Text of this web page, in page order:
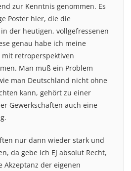
zur Kenntnis genommen. Es
Poster hier, die die
der heutigen, vollgefressenen
genau habe ich meine
retroperspektiven
Man muß ein Problem
man Deutschland nicht ohne
kann, gehört zu einer
Gewerkschaften auch eine
nur dann wieder stark und
da gebe ich EJ absolut Recht,
Akzeptanz der eigenen